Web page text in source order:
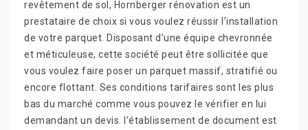
revêtement de sol, Hornberger rénovation est un
prestataire de choix si vous voulez réussir l’installation
de votre parquet. Disposant d’une équipe chevronnée
et méticuleuse, cette société peut être sollicitée que
vous voulez faire poser un parquet massif, stratifié ou
encore flottant. Ses conditions tarifaires sont les plus
bas du marché comme vous pouvez le vérifier en lui
demandant un devis. l’établissement de document est